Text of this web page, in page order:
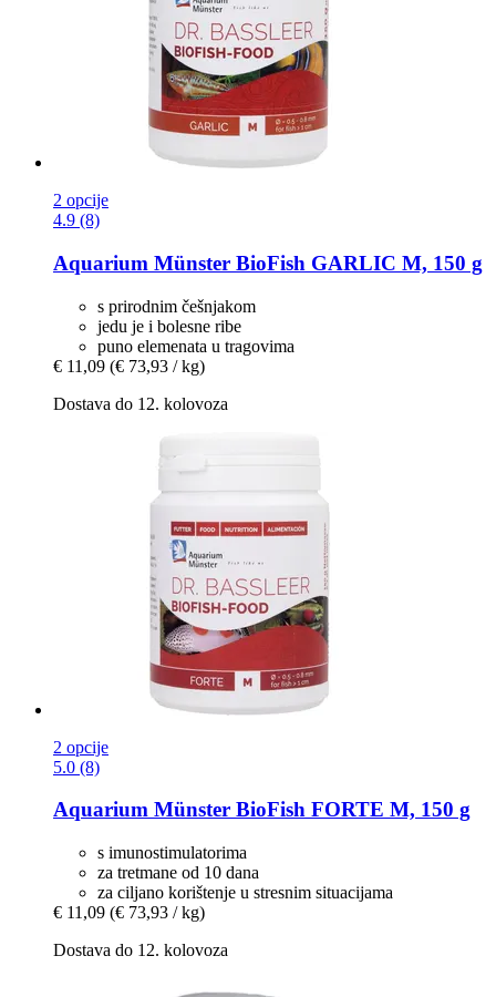
2 opcije
4.9 (8)
Aquarium Münster BioFish GARLIC M, 150 g
s prirodnim češnjakom
jedu je i bolesne ribe
puno elemenata u tragovima
€ 11,09 (€ 73,93 / kg)
Dostava do 12. kolovoza
2 opcije
5.0 (8)
Aquarium Münster BioFish FORTE M, 150 g
s imunostimulatorima
za tretmane od 10 dana
za ciljano korištenje u stresnim situacijama
€ 11,09 (€ 73,93 / kg)
Dostava do 12. kolovoza